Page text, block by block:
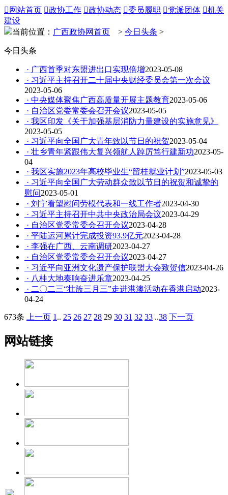
 网站首页 政协工作 政协动态 委员履职 党派团体 机关
建设
当前位置： 广西政协网首页 > 今日头条 >
今日头条
· 广西首季对东盟进出口实现倍增2023-05-08
· 习近平主持召开二十届中央财经委员会第一次会议
2023-05-06
· 中央媒体聚焦广西高质量开展主题教育2023-05-06
· 自治区党委常委会召开会议2023-05-05
· 我区印发《关于加强基层消防力量建设的实施意见》
2023-05-05
· 习近平向全国广大青年致以节日的祝贺2023-05-04
· 壮乡青年紧跟伟大复兴领航人踔厉笃行建新功2023-05-
04
· 我区实施2023年高校毕业生“留桂就业计划”2023-05-03
· 习近平向全国广大劳动群众致以节日的祝贺和诚挚的
慰问2023-05-01
· 刘宁看望慰问劳模代表和一线工作者2023-04-30
· 习近平主持召开中共中央政治局会议2023-04-29
· 自治区党委常委会召开会议2023-04-28
· 平陆运河累计完成投资93.9亿元2023-04-28
· 李强在广西、云南调研2023-04-27
· 自治区党委常委会召开会议2023-04-27
· 习近平向亚洲文化遗产保护联盟大会致贺信2023-04-26
· 八桂大地奏响奋进乐章2023-04-25
· 二〇二三“壮族三月三”走进港澳活动在香港启动2023-
04-24
673条 上一页 1 .. 25 26 27 28 29 30 31 32 33 ..38 下一页
网站链接